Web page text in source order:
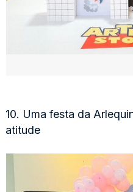
10. Uma festa da
atitude